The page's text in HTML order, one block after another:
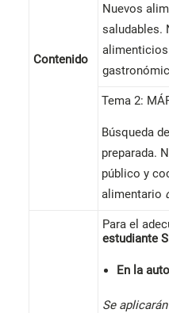
Contenido
Nuevos
saludables.
Tema 2:
Búsqueda
preparada.
público y
alimentario
Para el
estudiante
En la
Se